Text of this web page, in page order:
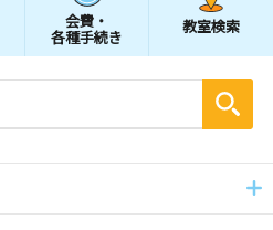
会費・
各種手続き
教室検索